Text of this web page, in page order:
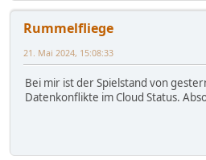
Rummelfliege
21. Mai 2024, 15:08:33
Bei mir ist der Spielstand von
Datenkonflikte im Cloud Status.